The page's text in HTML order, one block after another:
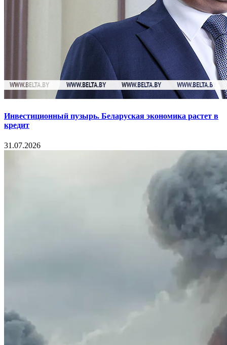
Инвестиционный пузырь. Беларуская экономика растет в
кредит
31.07.2026